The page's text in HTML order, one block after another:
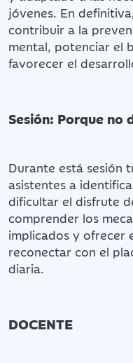
jóvenes. En
contribuir a la
mental, potenciar el
favorecer el
Sesión: Porque no
Durante está sesión
asistentes a
dificultar el disfrute
comprender los
implicados y ofrecer
reconectar con el
diaria.
DOCENTE